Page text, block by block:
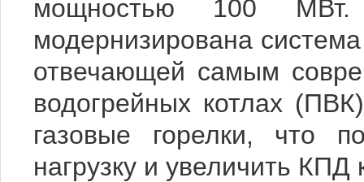
мощностью 100 МВт.
модернизирована
отвечающей самым
водогрейных котлах
газовые горелки, что
нагрузку и увеличить КПД